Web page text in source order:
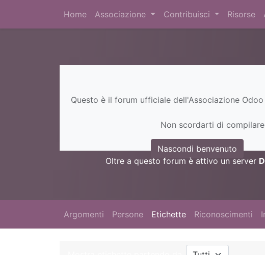
Home Associazione Contribuisci Risorse
Questo è il forum ufficiale dell'Associazione
Non scordarti di
Nascondi benvenuto
Oltre a questo forum è attivo un server
Argomenti Persone Etichette Riconoscimenti